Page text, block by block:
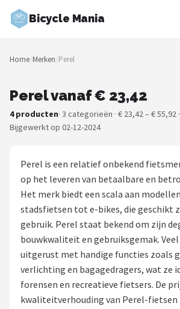
Bicycle Mania
Zoeken
NAVIGATIE
Merken
Fietsroutes
Kinderfietsen
Stadsfietsen
Elektrische fietsen
Home/Merken/Perel
Perel vanaf € 23,42
4 producten· 3 categorieën · € 23,42 – € 55,92 ·
Bijgewerkt op 02-12-2024
Perel is een relatief onbekend
op het leveren van betaalbare en
Het merk biedt een scala aan
stadsfietsen tot e-bikes, die geschikt
gebruik. Perel staat bekend om zijn
bouwkwaliteit en gebruiksgemak.
uitgerust met handige functies zoals
verlichting en bagagedragers, wat ze
forensen en recreatieve fietsers. De
kwaliteitverhouding van Perel-